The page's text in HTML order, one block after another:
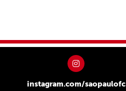
instagram.com/saopaulofc